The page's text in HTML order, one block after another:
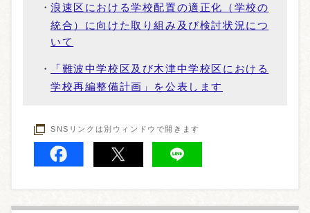
浪速区における学校配置の適正化（学校の
統合）に向けた取り組み及び検討状況につ
いて
「難波中学校区及び木津中学校区における
学校再編整備計画」を公表します
SNSリンクは別ウィンドウで開きます